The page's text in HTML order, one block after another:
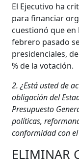
El Ejecutivo ha
para financiar
cuestionó que en
febrero pasado
presidenciales,
% de la votación.
2. ¿Está usted de
obligación del
Presupuesto
políticas,
conformidad con
ELIMINAR